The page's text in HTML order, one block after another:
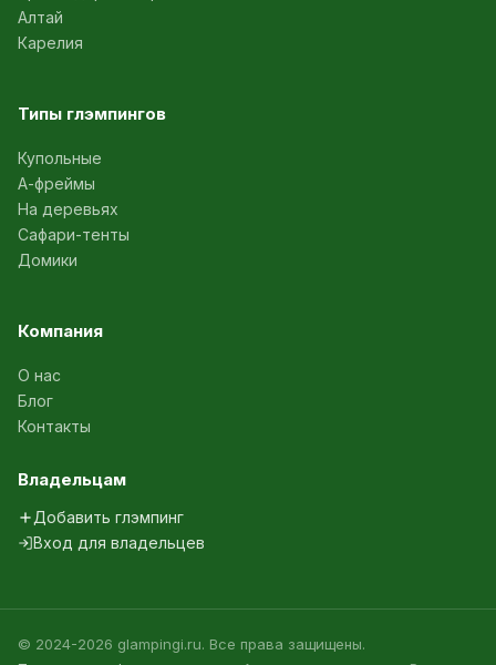
Алтай
Карелия
Типы глэмпингов
Купольные
А-фреймы
На деревьях
Сафари-тенты
Домики
Компания
О нас
Блог
Контакты
Владельцам
Добавить глэмпинг
Вход для владельцев
© 2024-2026 glampingi.ru. Все права защищены.